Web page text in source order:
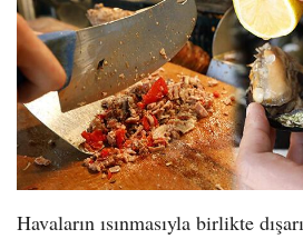
Havaların ısınmasıyla birlikte